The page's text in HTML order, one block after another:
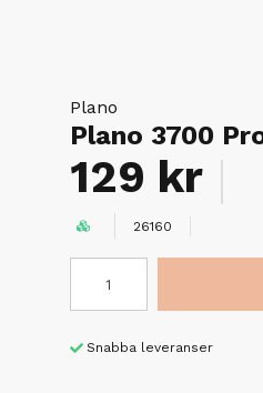
Plano
Plano 3700
129 kr
26160
Snabba leveranser